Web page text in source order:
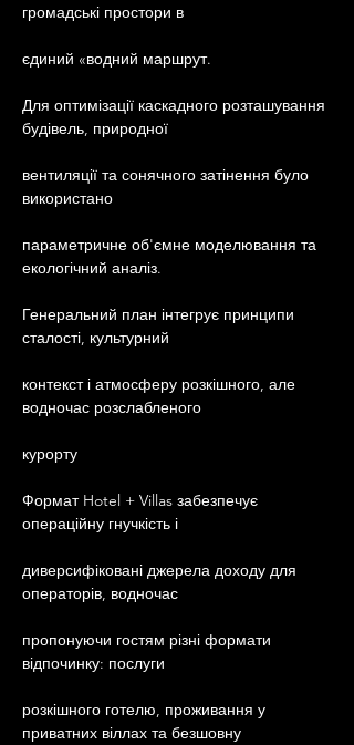
громадські простори в
єдиний «водний маршрут.
Для оптимізації каскадного розташування
будівель, природної
вентиляції та сонячного затінення було
використано
параметричне об'ємне моделювання та
екологічний аналіз.
Генеральний план інтегрує принципи
сталості, культурний
контекст і атмосферу розкішного, але
водночас розслабленого
курорту
Формат Hotel + Villas забезпечує
операційну гнучкість і
диверсифіковані джерела доходу для
операторів, водночас
пропонуючи гостям різні формати
відпочинку: послуги
розкішного готелю, проживання у
приватних віллах та безшовну